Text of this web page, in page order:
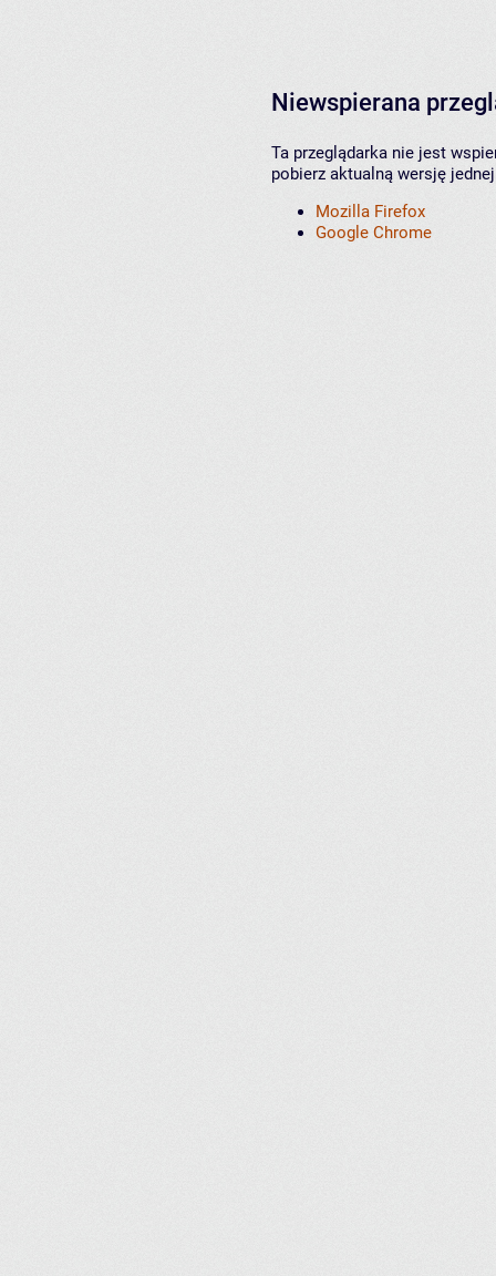
Niewspierana
Ta przeglądarka nie jest
pobierz aktualną wersję
Mozilla Firefox
Google Chrome